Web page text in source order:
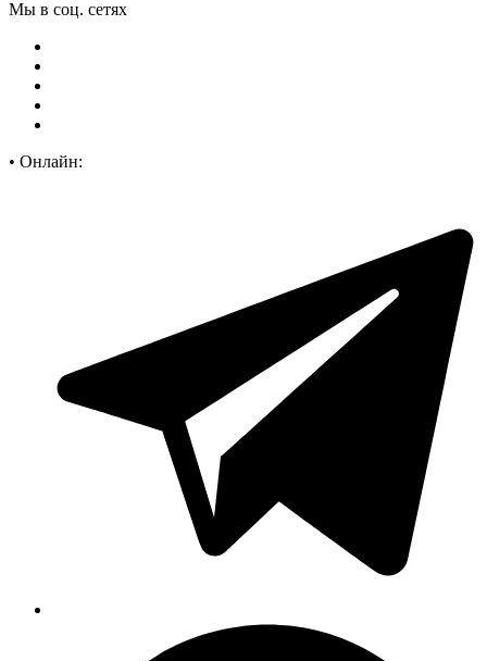
Мы в соц. сетях
• Онлайн: